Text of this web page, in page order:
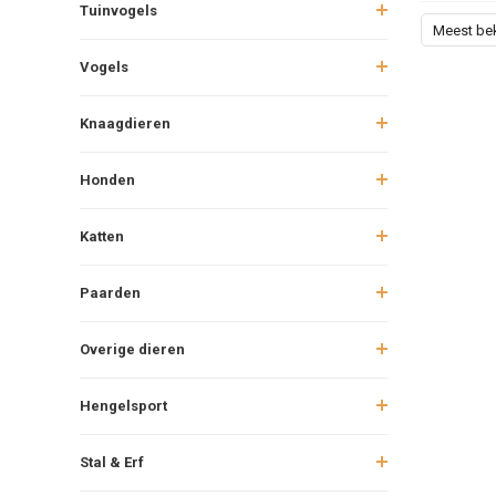
Tuinvogels
Vogels
Knaagdieren
Honden
Katten
Paarden
Overige dieren
Hengelsport
Stal & Erf
Meest